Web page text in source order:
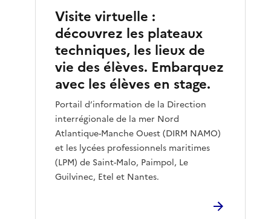
Visite virtuelle :
découvrez les plateaux
techniques, les lieux de
vie des élèves. Embarquez
avec les élèves en stage.
Portail d’information de la Direction
interrégionale de la mer Nord
Atlantique-Manche Ouest (DIRM NAMO)
et les lycées professionnels maritimes
(LPM) de Saint-Malo, Paimpol, Le
Guilvinec, Etel et Nantes.